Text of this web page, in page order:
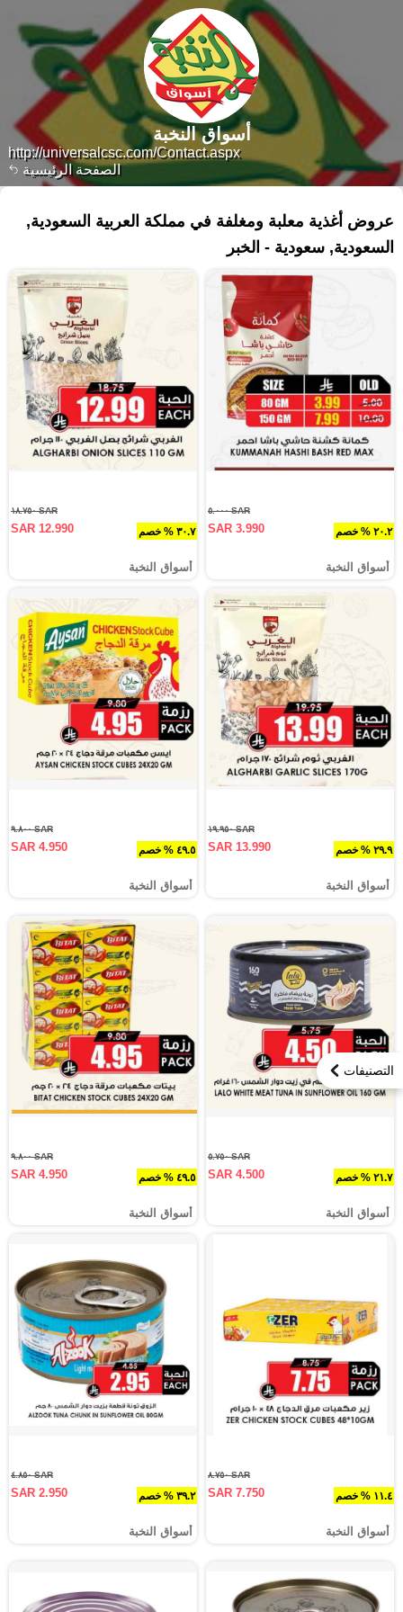
الصفحة الرئيسية
http://universalcsc.com/Contact.aspx
أسواق النخبة
التصنيفات
عروض أغذية معلبة ومغلفة في مملكة العربية السعودية,
السعودية, سعودية - الخبر‎
٢٠.٢ % خصم
SAR ٥.٠٠٠
SAR 3.990
أسواق النخبة
٣٠.٧ % خصم
SAR ١٨.٧٥٠
SAR 12.990
أسواق النخبة
٢٩.٩ % خصم
SAR ١٩.٩٥٠
SAR 13.990
أسواق النخبة
٤٩.٥ % خصم
SAR ٩.٨٠٠
SAR 4.950
أسواق النخبة
٢١.٧ % خصم
SAR ٥.٧٥٠
SAR 4.500
أسواق النخبة
٤٩.٥ % خصم
SAR ٩.٨٠٠
SAR 4.950
أسواق النخبة
١١.٤ % خصم
SAR ٨.٧٥٠
SAR 7.750
أسواق النخبة
٣٩.٢ % خصم
SAR ٤.٨٥٠
SAR 2.950
أسواق النخبة